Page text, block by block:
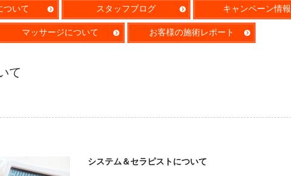
ついて スタッフブログ キャンペーン情報
マッサージについて お客様の施術レポート
て
システム＆セラピストについて